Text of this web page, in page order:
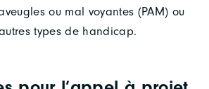
ou mal voyantes (PAM) ou
types de handicap.